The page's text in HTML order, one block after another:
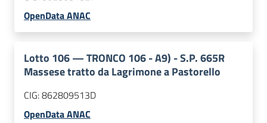
OpenData ANAC
Lotto 106—TRONCO 106 - A9) - S.P. 665R
Massese tratto da Lagrimone a Pastorello
CIG:862809513D
OpenData ANAC